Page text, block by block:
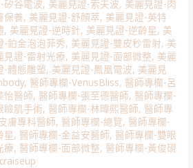
矽谷電波, 美麗見證-索夫波, 美麗見證-肉
保養, 美麗見證-舒顏萃, 美麗見證-英特
, 美麗見證-逆時針, 美麗見證-逆齡星, 美
-鉑金泡泡菲秀, 美麗見證-雙皮秒雷射, 美
見證-雷射光療, 美麗見證-面部微整, 美麗
-體態雕塑, 美麗見證-鳳凰電波, 美麗見
, 醫師專欄-VenusBliss, 醫師專欄-呂
怡醫師, 醫師專欄-張至德醫師, 醫師專欄-
瞼肌手術, 醫師專欄-林暐熙醫師, 醫師專
膚專科醫師, 醫師專欄-總覽, 醫師專欄-
星, 醫師專欄-金益安醫師, 醫師專欄-雙眼
療, 醫師專欄-面部微整, 醫師專欄-黃俊硯